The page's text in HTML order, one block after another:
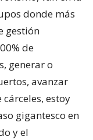
donde más
gestión
de
generar o
avanzar
estoy
gigantesco en
y el